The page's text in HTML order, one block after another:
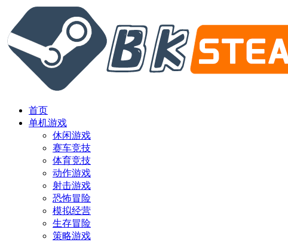
首页
单机游戏
休闲游戏
赛车竞技
体育竞技
动作游戏
射击游戏
恐怖冒险
模拟经营
生存冒险
策略游戏